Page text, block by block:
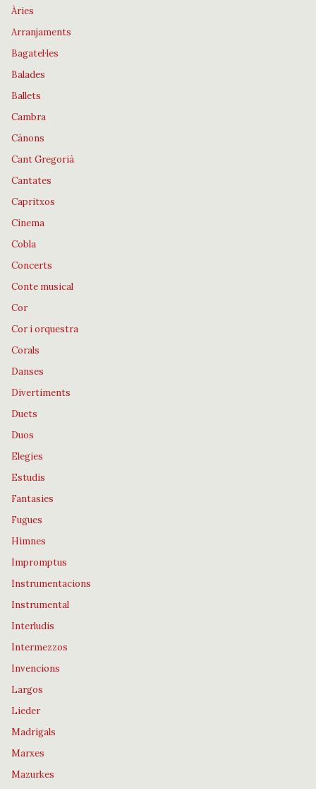
Àries
Arranjaments
Bagatel·les
Balades
Ballets
Cambra
Cànons
Cant Gregorià
Cantates
Capritxos
Cinema
Cobla
Concerts
Conte musical
Cor
Cor i orquestra
Corals
Danses
Divertiments
Duets
Duos
Elegies
Estudis
Fantasies
Fugues
Himnes
Impromptus
Instrumentacions
Instrumental
Interludis
Intermezzos
Invencions
Largos
Lieder
Madrigals
Marxes
Mazurkes